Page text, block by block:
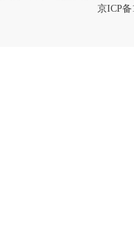
京ICP备